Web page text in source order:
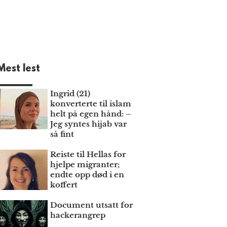
lest
Ingrid (21)
konverterte til islam
helt på egen hånd: –
Jeg syntes hijab var
så fint
Reiste til Hellas for
hjelpe migranter;
endte opp død i en
koffert
Document utsatt for
hackerangrep